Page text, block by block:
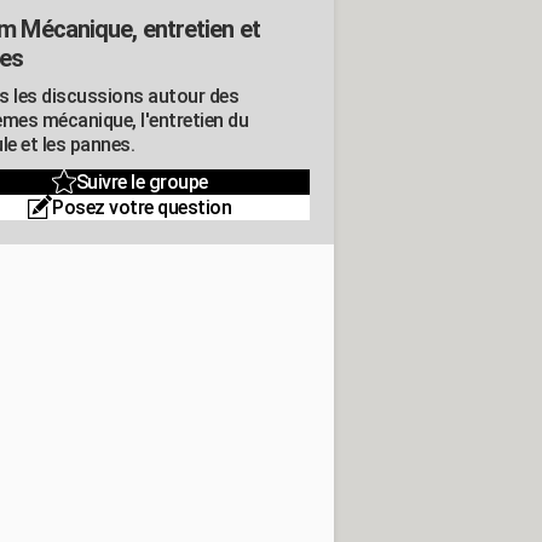
Mécanique, entretien et
les discussions autour des
mécanique, l'entretien du
et les pannes.
Suivre le groupe
Posez votre question